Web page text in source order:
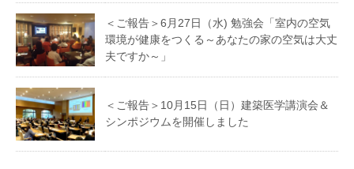
＜ご報告＞6月27日（水) 勉強会「室内の空気
環境が健康をつくる～あなたの家の空気は大丈
夫ですか～」
＜ご報告＞10月15日（日）建築医学講演会＆
シンポジウムを開催しました